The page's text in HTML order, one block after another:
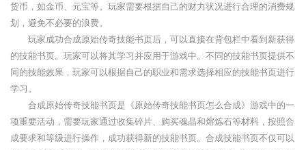
货币，如金币、元宝等。玩家需要根据自己的财力状况进行合理的消费规
划，避免不必要的浪费。
玩家成功合成原始传奇技能书页后，可以直接在背包栏中看到新获得
的技能书页。玩家可以将其学习并应用于游戏中。不同的技能书页提供不
同的技能效果，玩家可以根据自己的职业和需求选择相应的技能书页进行
学习。
合成原始传奇技能书页是《原始传奇技能书页怎么合成》游戏中的一
项重要活动，需要玩家通过收集碎片、购买魂晶和熔炼石等材料，按照合
成要求和等级进行操作，成功获得新的技能书页。合成技能书页不仅可以